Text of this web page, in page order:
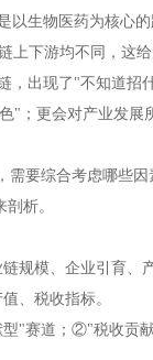
以生物医药为核心
下游均不同，这给
，出现了"不知道招
"；更会对产业发展
要综合考虑哪些
析。
规模、企业引育、
、税收指标。
型"赛道；②"税收贡